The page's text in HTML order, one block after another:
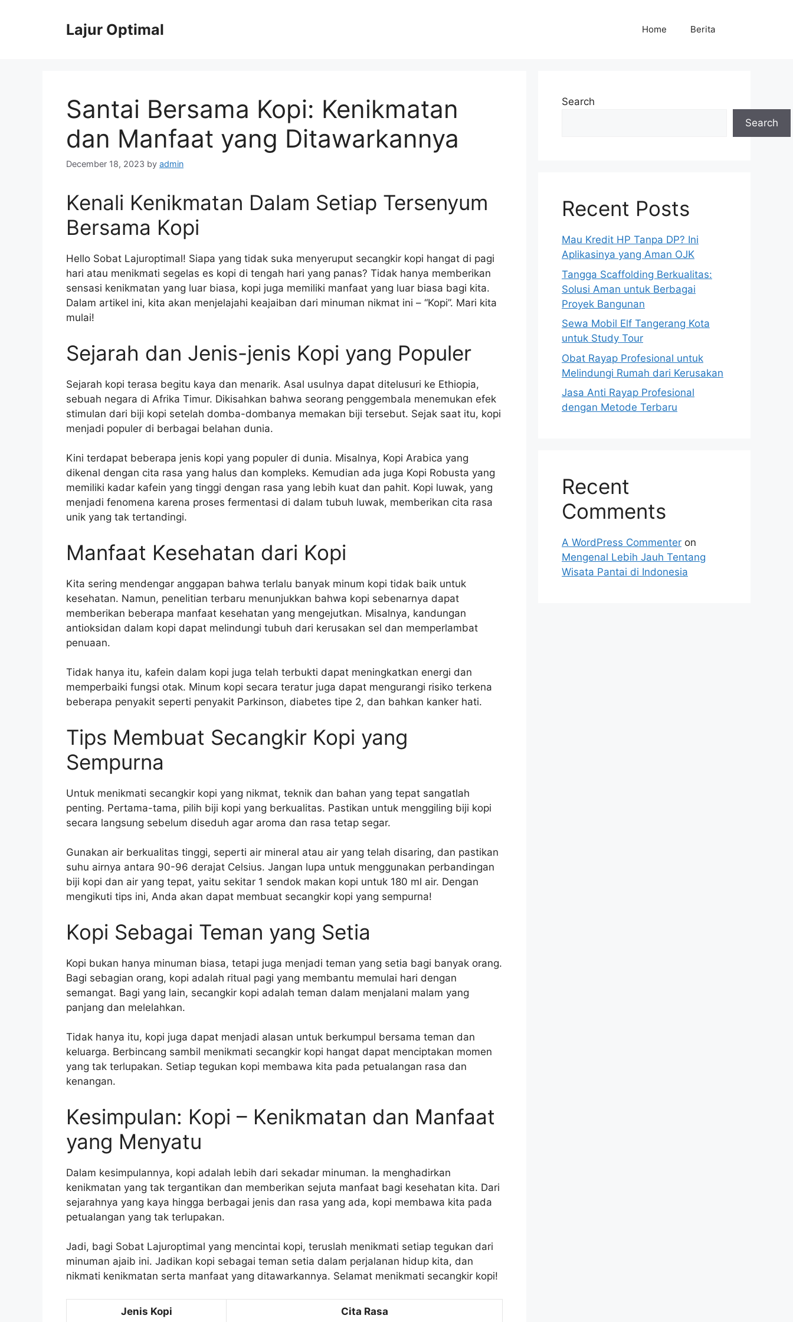
Lajur Optimal Home Berita
Santai Bersama Kopi: Kenikmatan
dan Manfaat yang Ditawarkannya
December 18, 2023 by admin
Kenali Kenikmatan Dalam Setiap Tersenyum
Bersama Kopi
Hello Sobat Lajuroptimal! Siapa yang tidak suka menyeruput secangkir kopi hangat di pagi
hari atau menikmati segelas es kopi di tengah hari yang panas? Tidak hanya memberikan
sensasi kenikmatan yang luar biasa, kopi juga memiliki manfaat yang luar biasa bagi kita.
Dalam artikel ini, kita akan menjelajahi keajaiban dari minuman nikmat ini – “Kopi”. Mari kita
mulai!
Sejarah dan Jenis-jenis Kopi yang Populer
Sejarah kopi terasa begitu kaya dan menarik. Asal usulnya dapat ditelusuri ke Ethiopia,
sebuah negara di Afrika Timur. Dikisahkan bahwa seorang penggembala menemukan efek
stimulan dari biji kopi setelah domba-dombanya memakan biji tersebut. Sejak saat itu, kopi
menjadi populer di berbagai belahan dunia.
Kini terdapat beberapa jenis kopi yang populer di dunia. Misalnya, Kopi Arabica yang
dikenal dengan cita rasa yang halus dan kompleks. Kemudian ada juga Kopi Robusta yang
memiliki kadar kafein yang tinggi dengan rasa yang lebih kuat dan pahit. Kopi luwak, yang
menjadi fenomena karena proses fermentasi di dalam tubuh luwak, memberikan cita rasa
unik yang tak tertandingi.
Manfaat Kesehatan dari Kopi
Kita sering mendengar anggapan bahwa terlalu banyak minum kopi tidak baik untuk
kesehatan. Namun, penelitian terbaru menunjukkan bahwa kopi sebenarnya dapat
memberikan beberapa manfaat kesehatan yang mengejutkan. Misalnya, kandungan
antioksidan dalam kopi dapat melindungi tubuh dari kerusakan sel dan memperlambat
penuaan.
Tidak hanya itu, kafein dalam kopi juga telah terbukti dapat meningkatkan energi dan
memperbaiki fungsi otak. Minum kopi secara teratur juga dapat mengurangi risiko terkena
beberapa penyakit seperti penyakit Parkinson, diabetes tipe 2, dan bahkan kanker hati.
Tips Membuat Secangkir Kopi yang
Sempurna
Untuk menikmati secangkir kopi yang nikmat, teknik dan bahan yang tepat sangatlah
penting. Pertama-tama, pilih biji kopi yang berkualitas. Pastikan untuk menggiling biji kopi
secara langsung sebelum diseduh agar aroma dan rasa tetap segar.
Gunakan air berkualitas tinggi, seperti air mineral atau air yang telah disaring, dan pastikan
suhu airnya antara 90-96 derajat Celsius. Jangan lupa untuk menggunakan perbandingan
biji kopi dan air yang tepat, yaitu sekitar 1 sendok makan kopi untuk 180 ml air. Dengan
mengikuti tips ini, Anda akan dapat membuat secangkir kopi yang sempurna!
Kopi Sebagai Teman yang Setia
Kopi bukan hanya minuman biasa, tetapi juga menjadi teman yang setia bagi banyak orang.
Bagi sebagian orang, kopi adalah ritual pagi yang membantu memulai hari dengan
semangat. Bagi yang lain, secangkir kopi adalah teman dalam menjalani malam yang
panjang dan melelahkan.
Tidak hanya itu, kopi juga dapat menjadi alasan untuk berkumpul bersama teman dan
keluarga. Berbincang sambil menikmati secangkir kopi hangat dapat menciptakan momen
yang tak terlupakan. Setiap tegukan kopi membawa kita pada petualangan rasa dan
kenangan.
Kesimpulan: Kopi – Kenikmatan dan Manfaat
yang Menyatu
Dalam kesimpulannya, kopi adalah lebih dari sekadar minuman. Ia menghadirkan
kenikmatan yang tak tergantikan dan memberikan sejuta manfaat bagi kesehatan kita. Dari
sejarahnya yang kaya hingga berbagai jenis dan rasa yang ada, kopi membawa kita pada
petualangan yang tak terlupakan.
Jadi, bagi Sobat Lajuroptimal yang mencintai kopi, teruslah menikmati setiap tegukan dari
minuman ajaib ini. Jadikan kopi sebagai teman setia dalam perjalanan hidup kita, dan
nikmati kenikmatan serta manfaat yang ditawarkannya. Selamat menikmati secangkir kopi!
Jenis Kopi Cita Rasa
Search
Search
Recent Posts
Mau Kredit HP Tanpa DP? Ini
Aplikasinya yang Aman OJK
Tangga Scaffolding Berkualitas:
Solusi Aman untuk Berbagai
Proyek Bangunan
Sewa Mobil Elf Tangerang Kota
untuk Study Tour
Obat Rayap Profesional untuk
Melindungi Rumah dari Kerusakan
Jasa Anti Rayap Profesional
dengan Metode Terbaru
Recent
Comments
A WordPress Commenter on
Mengenal Lebih Jauh Tentang
Wisata Pantai di Indonesia